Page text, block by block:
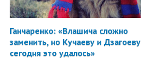
Ганчаренко: «Влашича сложно
заменить, но Кучаеву и Дзагоеву
сегодня это удалось»